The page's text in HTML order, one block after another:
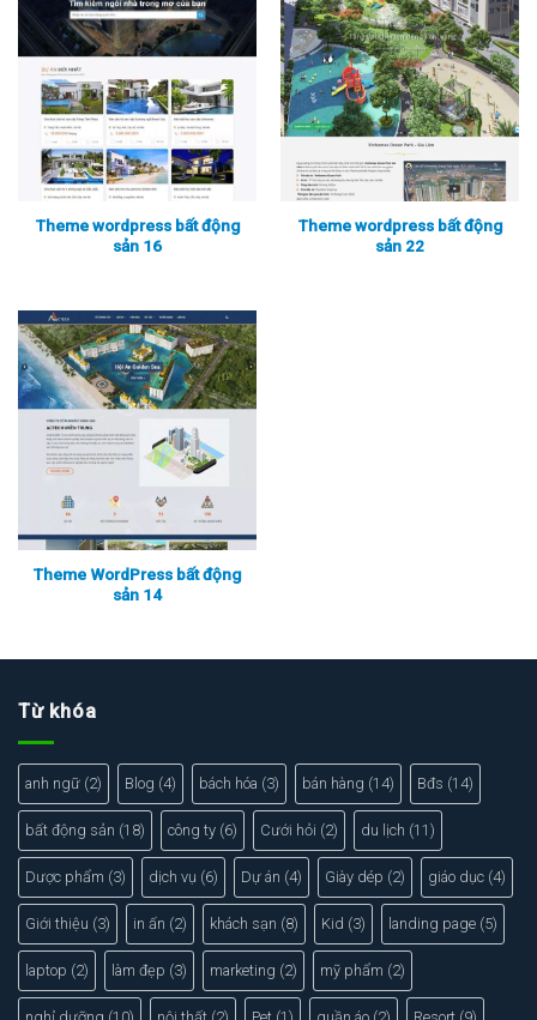
Xem thực tế Xem chi tiết
Theme wordpress bất động
sản 16
Theme wordpress bất động
sản 22
Theme WordPress bất động
sản 14
Từ khóa
anh ngữ (2) Blog (4) bách hóa (3) bán hàng (14) Bđs (14)
bất động sản (18) công ty (6) Cưới hỏi (2) du lịch (11)
Dược phẩm (3) dịch vụ (6) Dự án (4) Giày dép (2) giáo dục (4)
Giới thiệu (3) in ấn (2) khách sạn (8) Kid (3) landing page (5)
laptop (2) làm đẹp (3) marketing (2) mỹ phẩm (2)